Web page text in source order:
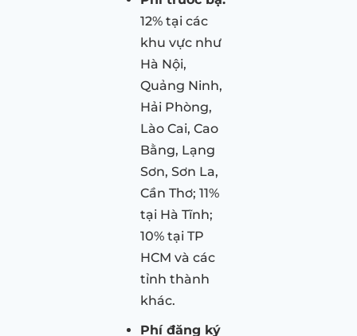
12% tại các
khu vực như
Hà Nội,
Quảng Ninh,
Hải Phòng,
Lào Cai, Cao
Bằng, Lạng
Sơn, Sơn La,
Cần Thơ; 11%
tại Hà Tĩnh;
10% tại TP
HCM và các
tỉnh thành
khác.
Phí đăng ký